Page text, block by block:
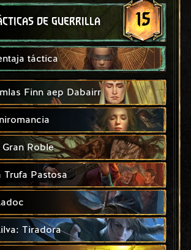
de guerrilla 15
táctica
Finn aep Dabairr
Gran Roble
Trufa Pastosa
Tiradora